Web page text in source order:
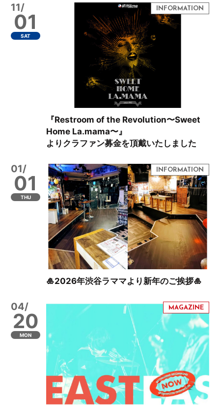
11/
01
SAT
『Restroom of the Revolution〜Sweet
Home La.mama〜』
よりクラファン募金を頂戴いたしました
01/
01
THU
🎍2026年渋谷ラママより新年のご挨拶🎍
04/
20
MON